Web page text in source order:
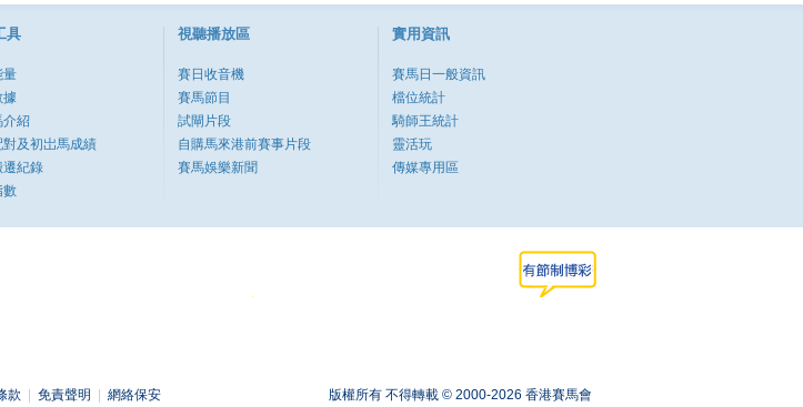
具
量
據
介紹
對及初岀馬成績
遷紀錄
數
視聽播放區
賽日收音機
賽馬節目
試閘片段
自購馬來港前賽事片段
賽馬娛樂新聞
實用資訊
賽馬日一般資訊
檔位統計
騎師王統計
靈活玩
傳媒專用區
款 免責聲明 網絡保安 版權所有 不得轉載 © 2000-2026 香港賽馬會